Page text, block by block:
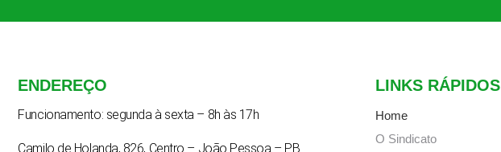
ENDEREÇO
Funcionamento: segunda à sexta – 8h às 17h
Camilo de Holanda, 826, Centro – João Pessoa – PB
LINKS RÁPIDOS
Home
O Sindicato